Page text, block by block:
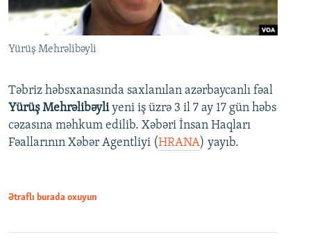
Yürüş Mehrəlibəyli
Təbriz həbsxanasında saxlanılan azərbaycanlı fəal
Yürüş Mehrəlibəyliyeni iş üzrə 3 il 7 ay 17 gün həbs
cəzasına məhkum edilib. Xəbəri İnsan Haqları
Fəallarının Xəbər Agentliyi (HRANA) yayıb.
Ətraflı burada oxuyun